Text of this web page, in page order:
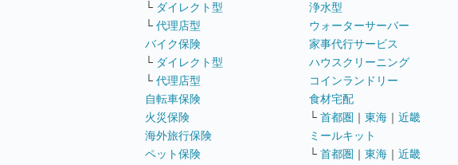
└ ダイレクト型
└ 代理店型
バイク保険
└ ダイレクト型
└ 代理店型
自転車保険
火災保険
海外旅行保険
ペット保険
浄水型
ウォーターサーバー
家事代行サービス
ハウスクリーニング
コインランドリー
食材宅配
└ 首都圏 ｜ 東海 ｜ 近畿
ミールキット
└ 首都圏 ｜ 東海 ｜ 近畿